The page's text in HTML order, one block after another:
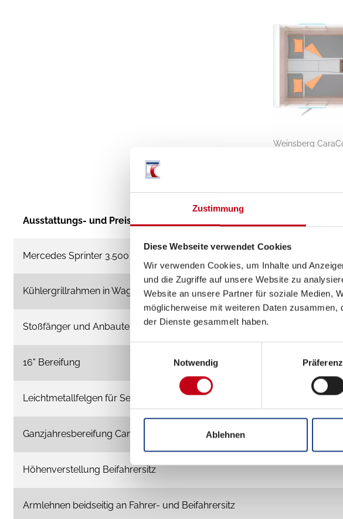
Zustimmung
Diese Webseite verwendet Cookies
Wir verwenden Cookies, um Inhalte und
und die Zugriffe auf unsere Website zu
Website an unsere Partner für soziale Medien,
möglicherweise mit weiteren Daten
der Dienste gesammelt haben.
Notwendig
Ablehnen
Weinsberg
Ausstattungs- und Preisbeispiel
Mercedes Sprinter 3.500 kg** (110 kW / 150 PS); Frontantrieb; 6-Gang-
Kühlergrillrahmen in Wagenfarbe
Stoßfänger und Anbauteile in Wagenfarbe lackiert
16" Bereifung
Leichtmetallfelgen für Serienbereifung
Ganzjahresbereifung Camper
Höhenverstellung Beifahrersitz
Armlehnen beidseitig an Fahrer- und Beifahrersitz